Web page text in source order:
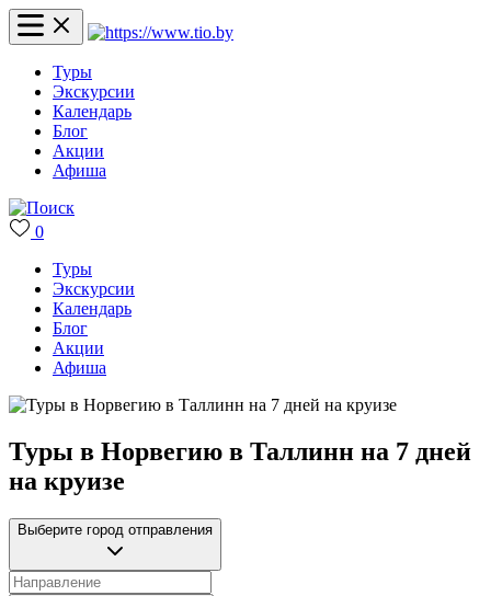
Туры
Экскурсии
Календарь
Блог
Акции
Афиша
0
Туры
Экскурсии
Календарь
Блог
Акции
Афиша
Туры в Норвегию в Таллинн на 7 дней
на круизе
Выберите город отправления